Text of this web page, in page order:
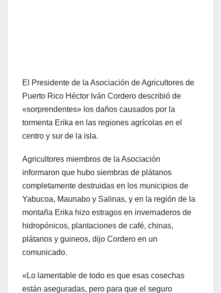
El Presidente de la Asociación de Agricultores de
Puerto Rico Héctor Iván Cordero describió de
«sorprendentes» los daños causados por la
tormenta Erika en las regiones agrícolas en el
centro y sur de la isla.
Agricultores miembros de la Asociación
informaron que hubo siembras de plátanos
completamente destruidas en los municipios de
Yabucoa, Maunabo y Salinas, y en la región de la
montaña Erika hizo estragos en invernaderos de
hidropónicos, plantaciones de café, chinas,
plátanos y guineos, dijo Cordero en un
comunicado.
«Lo lamentable de todo es que esas cosechas
están aseguradas, pero para que el seguro